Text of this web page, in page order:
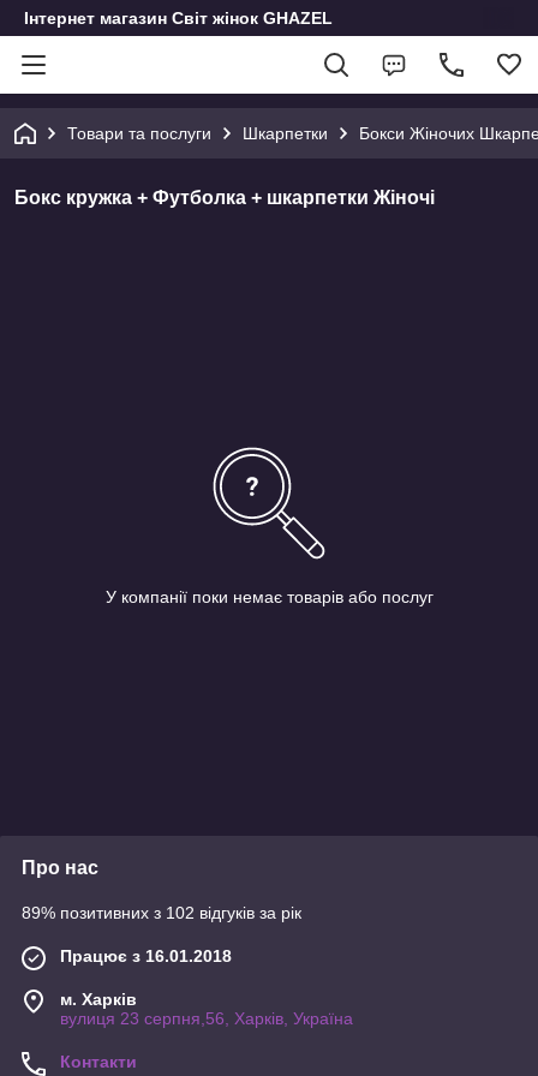
Інтернет магазин Світ жінок GHAZEL
Товари та послуги Шкарпетки Бокси Жіночих
Бокс кружка + Футболка + шкарпетки Жіночі
У компанії поки немає товарів або послуг
Про нас
89% позитивних з 102 відгуків за рік
Працює з 16.01.2018
м. Харків
вулиця 23 серпня,56, Харків, Україна
Контакти